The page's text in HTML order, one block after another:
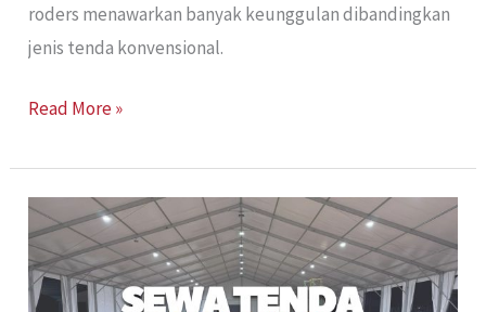
roders menawarkan banyak keunggulan dibandingkan
jenis tenda konvensional.
Read More »
Sewa
Tenda
Roders